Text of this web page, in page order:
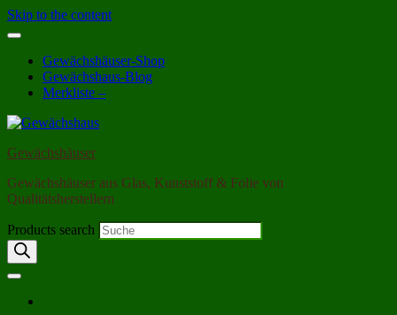
Skip to the content
Gewächshäuser-Shop
Gewächshaus-Blog
Merkliste –
Gewächshäuser
Gewächshäuser aus Glas, Kunststoff & Folie von
Qualitätsherstellern
Products search